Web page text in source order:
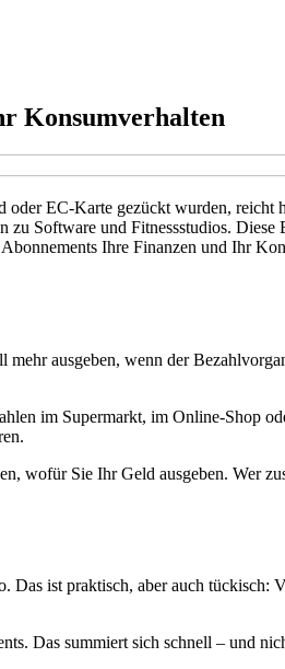
Konsumverhalten
oder EC-Karte gezückt wurden, reicht
Software und Fitnessstudios.
Ihre Finanzen und Ihr
mehr ausgeben, wenn der
im Supermarkt, im Online-Shop
wofür Sie Ihr Geld ausgeben. Wer
ist praktisch, aber auch tückisch:
Das summiert sich schnell – und